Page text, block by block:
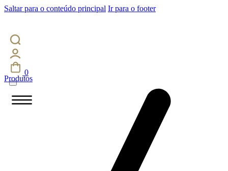
Saltar para o conteúdo principal Ir para o footer
0
Produtos